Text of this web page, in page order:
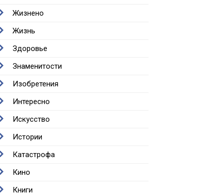
Жизнено
Жизнь
Здоровье
Знаменитости
Изобретения
Интересно
Искусство
Истории
Катастрофа
Кино
Книги